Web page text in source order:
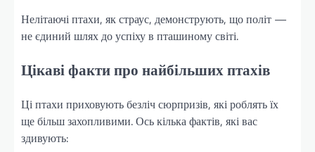
Нелітаючі птахи, як страус, демонструють, що політ —
не єдиний шлях до успіху в пташиному світі.
Цікаві факти про найбільших птахів
Ці птахи приховують безліч сюрпризів, які роблять їх
ще більш захопливими. Ось кілька фактів, які вас
здивують: